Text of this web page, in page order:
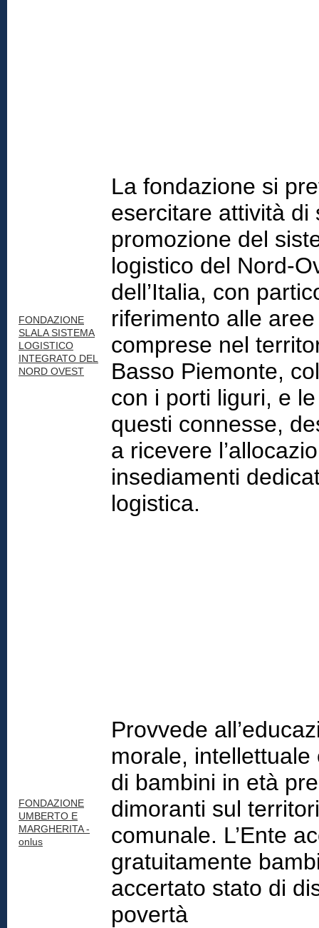
FONDAZIONE
SLALA SISTEMA
LOGISTICO
INTEGRATO DEL
NORD OVEST
La fondazione si
esercitare attività di
promozione del
logistico del Nord-
dell’Italia, con
riferimento alle aree
comprese nel
Basso Piemonte,
con i porti liguri, e
questi connesse,
a ricevere
insediamenti
logistica.
FONDAZIONE
UMBERTO E
MARGHERITA -
onlus
Provvede
morale, intellettuale
di bambini in età
dimoranti sul
comunale. L’Ente
gratuitamente
accertato stato di
povertà